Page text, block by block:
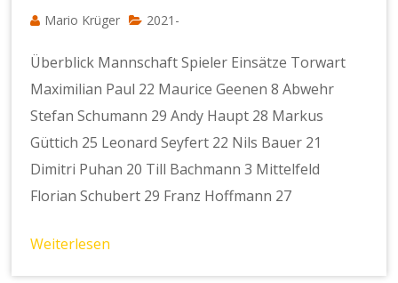
Mario Krüger 2021-
Überblick Mannschaft Spieler Einsätze Torwart
Maximilian Paul 22 Maurice Geenen 8 Abwehr
Stefan Schumann 29 Andy Haupt 28 Markus
Güttich 25 Leonard Seyfert 22 Nils Bauer 21
Dimitri Puhan 20 Till Bachmann 3 Mittelfeld
Florian Schubert 29 Franz Hoffmann 27
Weiterlesen